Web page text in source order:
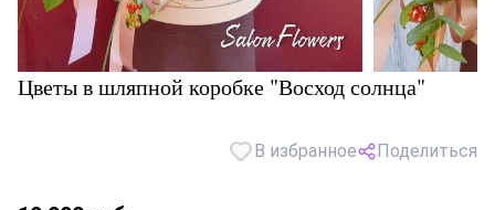
Цветы в шляпной коробке "Восход солнца"
В избранное Поделиться